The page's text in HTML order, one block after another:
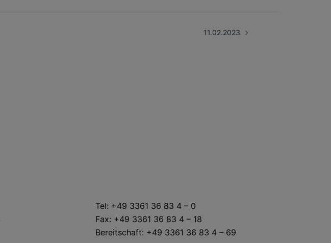
11.02.2023
Tel: +49 3361 36 83 4 – 0
Fax: +49 3361 36 83 4 – 18
Bereitschaft: +49 3361 36 83 4 – 69